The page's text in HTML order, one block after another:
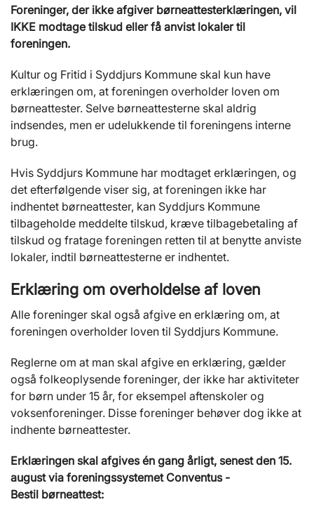
Foreninger, der ikke afgiver børneattesterklæringen, vil
IKKE modtage tilskud eller få anvist lokaler til
foreningen.
Kultur og Fritid i Syddjurs Kommune skal kun have
erklæringen om, at foreningen overholder loven om
børneattester. Selve børneattesterne skal aldrig
indsendes, men er udelukkende til foreningens interne
brug.
Hvis Syddjurs Kommune har modtaget erklæringen, og
det efterfølgende viser sig, at foreningen ikke har
indhentet børneattester, kan Syddjurs Kommune
tilbageholde meddelte tilskud, kræve tilbagebetaling af
tilskud og fratage foreningen retten til at benytte anviste
lokaler, indtil børneattesterne er indhentet.
Erklæring om overholdelse af loven
Alle foreninger skal også afgive en erklæring om, at
foreningen overholder loven til Syddjurs Kommune.
Reglerne om at man skal afgive en erklæring, gælder
også folkeoplysende foreninger, der ikke har aktiviteter
for børn under 15 år, for eksempel aftenskoler og
voksenforeninger. Disse foreninger behøver dog ikke at
indhente børneattester.
Erklæringen skal afgives én gang årligt, senest den 15.
august via foreningssystemet Conventus -
Bestil børneattest: